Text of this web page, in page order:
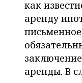
как
аренду
аренды. В